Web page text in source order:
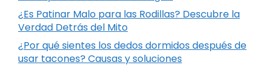
¿Es Patinar Malo para las Rodillas? Descubre la
Verdad Detrás del Mito
¿Por qué sientes los dedos dormidos después de
usar tacones? Causas y soluciones